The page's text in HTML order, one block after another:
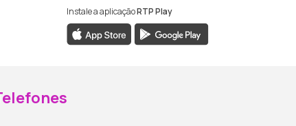
da RTP Madeira
da RTP Madeira
Instale a aplicaçãoRTP Play